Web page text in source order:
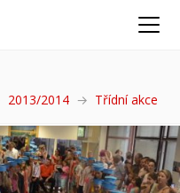
2013/2014 Třídní akce